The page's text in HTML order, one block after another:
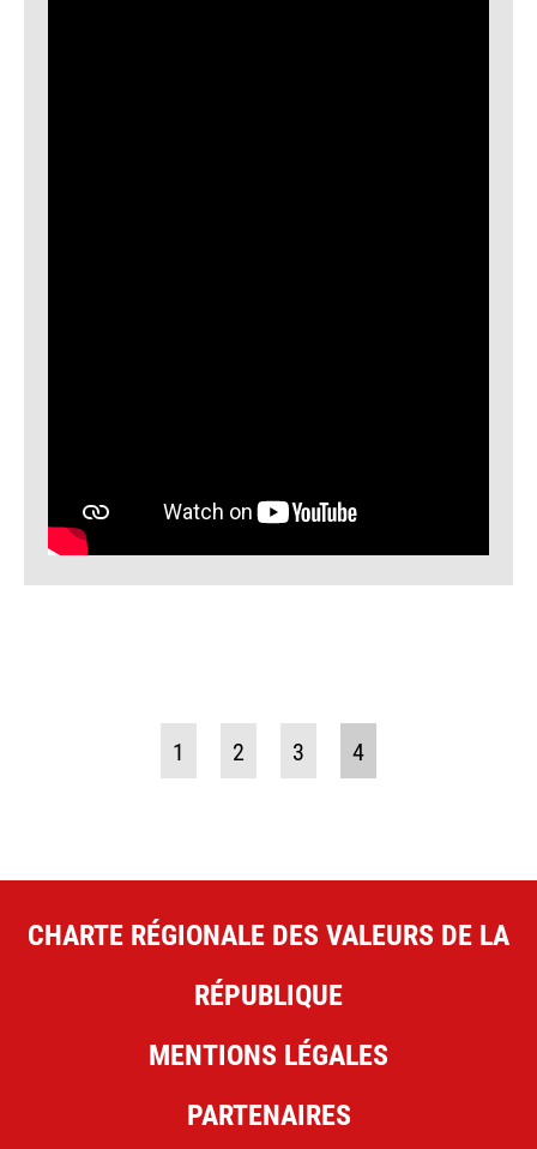
1 2 3 4
CHARTE RÉGIONALE DES VALEURS DE LA
RÉPUBLIQUE
MENTIONS LÉGALES
PARTENAIRES